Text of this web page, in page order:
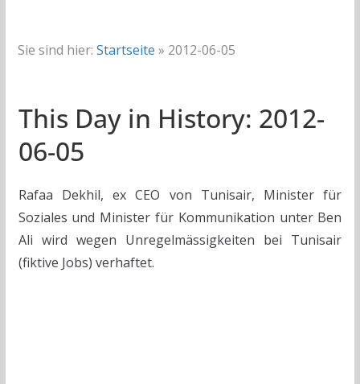
Sie sind hier: Startseite » 2012-06-05
This Day in History: 2012-
06-05
Rafaa Dekhil, ex CEO von Tunisair, Minister für
Soziales und Minister für Kommunikation unter Ben
Ali wird wegen Unregelmässigkeiten bei Tunisair
(fiktive Jobs) verhaftet.